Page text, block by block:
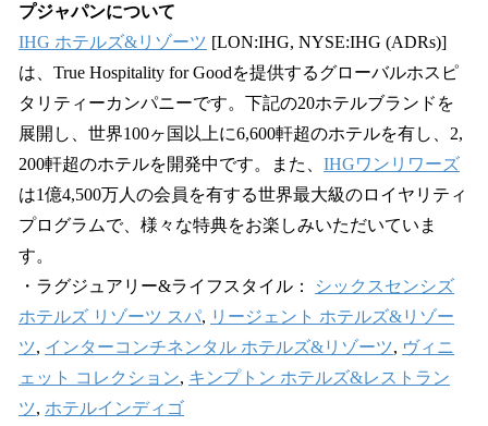
プジャパンについて
IHG ホテルズ&リゾーツ [LON:IHG, NYSE:IHG (ADRs)]
は、True Hospitality for Goodを提供するグローバルホスピ
タリティーカンパニーです。下記の20ホテルブランドを
展開し、世界100ヶ国以上に6,600軒超のホテルを有し、2,
200軒超のホテルを開発中です。また、 IHGワンリワーズ
は1億4,500万人の会員を有する世界最大級のロイヤリティ
プログラムで、様々な特典をお楽しみいただいていま
す。
・ラグジュアリー&ライフスタイル：
シックスセンシズ
ホテルズ リゾーツ スパ, リージェント ホテルズ&リゾー
ツ, インターコンチネンタル ホテルズ&リゾーツ, ヴィニ
ェット コレクション, キンプトン ホテルズ&レストラン
ツ, ホテルインディゴ